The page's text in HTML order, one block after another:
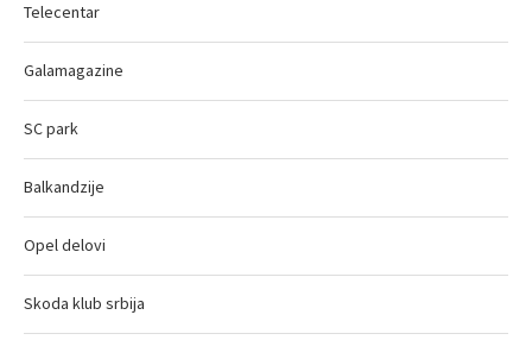
Telecentar
Galamagazine
SC park
Balkandzije
Opel delovi
Skoda klub srbija